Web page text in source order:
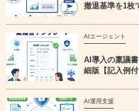
撤退基準を1枚
AIエージェント
AI導入の稟議
細版【記入例付
AI運用支援